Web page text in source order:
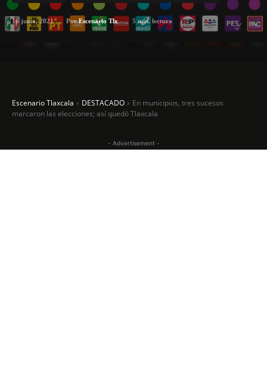
16 junio, 2021 Por Escenario Tlx 5 min. lectura
Escenario Tlaxcala DESTACADO
En municipios, tres sucesos
marcaron las elecciones; así quedó Tlaxcala
- Advertisement -